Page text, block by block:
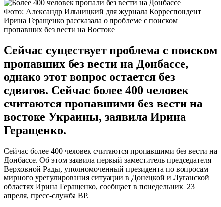
Фото: Александр Ильницкий для журнала Корреспондент
Ирина Геращенко рассказала о проблеме с поиском
пропавших без вести на Востоке
Сейчас существует проблема с поиском
пропавших без вести на Донбассе,
однако этот вопрос остается без
сдвигов. Сейчас более 400 человек
считаются пропавшими без вести на
востоке Украины, заявила Ирина
Геращенко.
Сейчас более 400 человек считаются пропавшими без вести на
Донбассе. Об этом заявила первый заместитель председателя
Верховной Рады, уполномоченный президента по вопросам
мирного урегулирования ситуации в Донецкой и Луганской
областях Ирина Геращенко, сообщает в понедельник, 23
апреля, пресс-служба ВР.